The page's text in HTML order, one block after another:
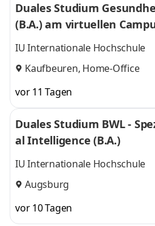
Duales Studium
(B.A.) am virtuellen
euren - Praxis dr. sc. dr.
IU Internationale Hochschule
Kaufbeuren, Home-Office
vor 11 Tagen
Duales Studium BWL -
al Intelligence (B.A.)
IU Internationale Hochschule
Augsburg
vor 10 Tagen